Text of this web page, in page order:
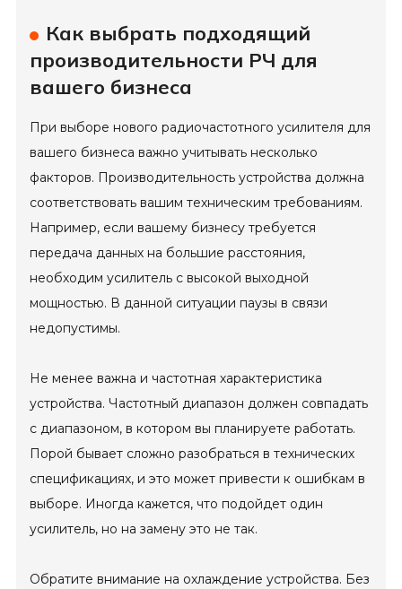
Как выбрать подходящий
производительности РЧ для
вашего бизнеса
При выборе нового радиочастотного усилителя для
вашего бизнеса важно учитывать несколько
факторов. Производительность устройства должна
соответствовать вашим техническим требованиям.
Например, если вашему бизнесу требуется
передача данных на большие расстояния,
необходим усилитель с высокой выходной
мощностью. В данной ситуации паузы в связи
недопустимы.
Не менее важна и частотная характеристика
устройства. Частотный диапазон должен совпадать
с диапазоном, в котором вы планируете работать.
Порой бывает сложно разобраться в технических
спецификациях, и это может привести к ошибкам в
выборе. Иногда кажется, что подойдет один
усилитель, но на замену это не так.
Обратите внимание на охлаждение устройства. Без